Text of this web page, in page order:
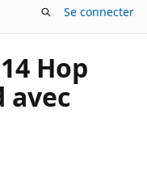
Se connecter
Hop
avec